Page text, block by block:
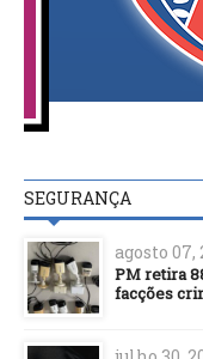
SEGURANÇA
agosto 07,
PM retira
facções